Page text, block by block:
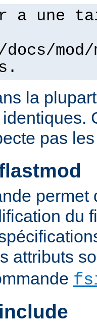
a une
mod/
la
pas
permet
du
attributs